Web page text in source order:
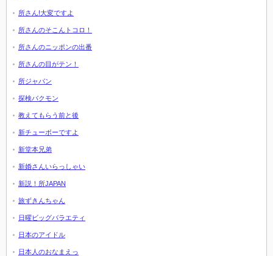
所さん!大変ですよ
所さんのそこんトコロ！
所さんのニッポンの出番
所さんの目がテン！
所ジャパン
探検バクモン
教えてもらう前と後
新チューボーですよ
新堂本兄弟
新婚さんいらっしゃい
新説！所JAPAN
旅ずきんちゃん
日曜ビッグバラエティ
日本のアイドル
日本人のおなまえっ